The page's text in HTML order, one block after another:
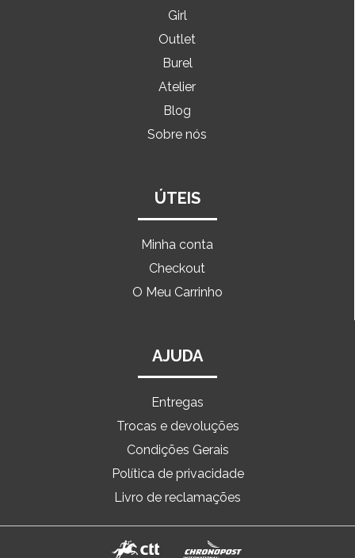
Girl
Outlet
Burel
Atelier
Blog
Sobre nós
ÚTEIS
Minha conta
Checkout
O Meu Carrinho
AJUDA
Entregas
Trocas e devoluções
Condições Gerais
Política de privacidade
Livro de reclamações